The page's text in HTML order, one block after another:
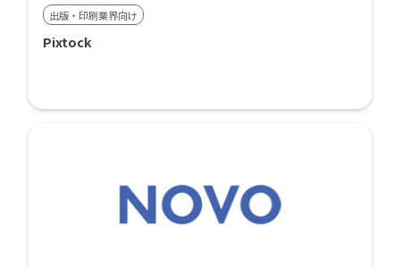
出版・印刷業界向け
Pixtock